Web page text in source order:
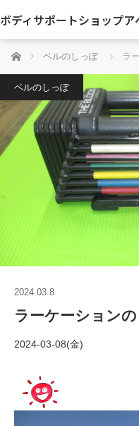
ボディサポートショップア
ホーム ベルのしっぽ ラ
ベルのしっぽ
2024.03.8
ラーケーション
2024-03-08(金)